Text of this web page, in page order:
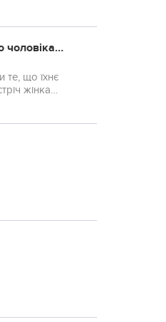
чоловіка…
те, що їхнє
жінка